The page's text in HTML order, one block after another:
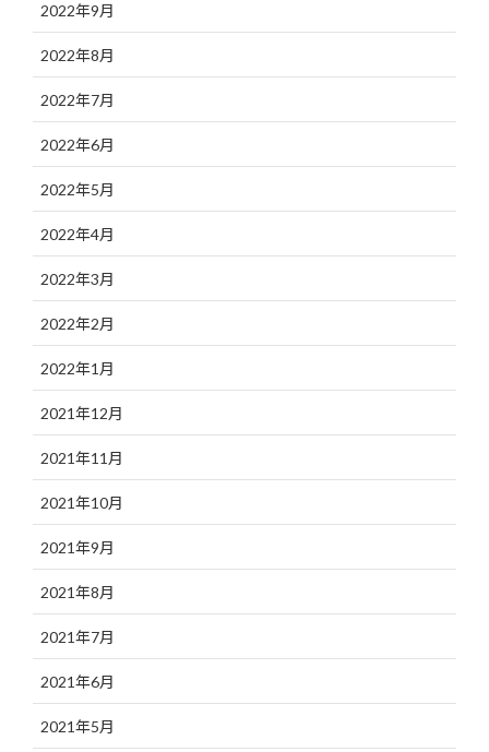
2022年9月
2022年8月
2022年7月
2022年6月
2022年5月
2022年4月
2022年3月
2022年2月
2022年1月
2021年12月
2021年11月
2021年10月
2021年9月
2021年8月
2021年7月
2021年6月
2021年5月